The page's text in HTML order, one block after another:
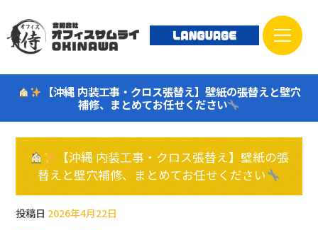
【沖縄 内装工事・クロス張替え】壁紙の張替えと壁穴
補修、まとめてお任せください
【沖縄 内装工事・クロス張替え】壁紙の張
替えと壁穴補修、まとめてお任せください
投稿日 2026年4月22日